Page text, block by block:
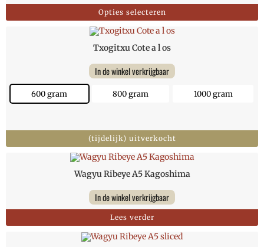
Opties selecteren
Txogitxu Cote a l os
In de winkel verkrijgbaar
600 gram 800 gram 1000 gram
(tijdelijk) uitverkocht
Wagyu Ribeye A5 Kagoshima
In de winkel verkrijgbaar
Lees verder